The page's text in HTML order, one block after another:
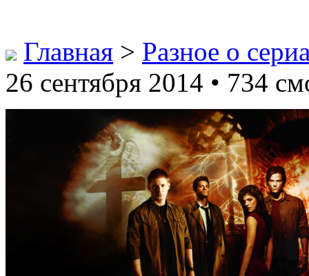
Главная > Разное о
26 сентября 2014 • 734